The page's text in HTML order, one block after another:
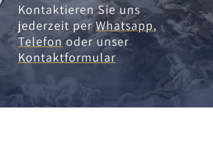
Kontaktieren Sie uns
jederzeit perWhatsapp,
Telefonoder unser
Kontaktformular